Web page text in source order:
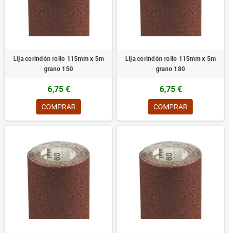
Lija corindón rollo 115mm x 5m
grano 150
6,75 €
COMPRAR
Lija corindón rollo 115mm x 5m
grano 180
6,75 €
COMPRAR